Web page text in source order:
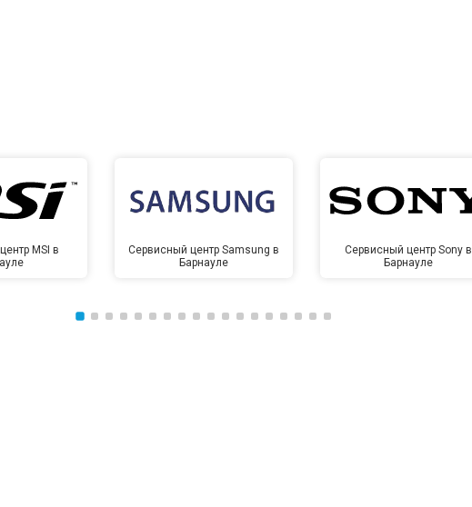
MSI в
Сервисный центр Samsung в
Барнауле
Сервисный центр Sony в
Барнауле